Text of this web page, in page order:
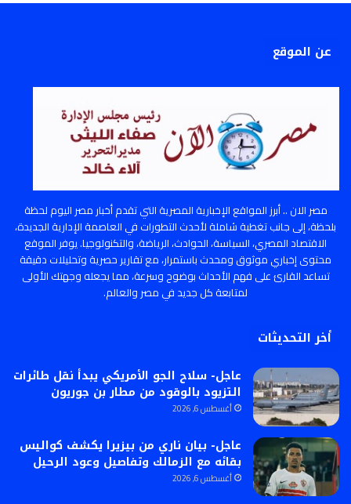
عن الموقع
مصر الان .. أبرز المواقع الإخبارية المصرية التي تقدم أخبار مصر اليوم لحظة
بلحظة، إلى جانب تغطية شاملة لأحدث التطورات في العاصمة الإدارية الجديدة،
الاقتصاد المصري، السياسة، الحوادث، الرياضة، والتكنولوجيا. يوفر الموقع
محتوى إخباري موثوق ومحدث باستمرار، مع تقارير حصرية وتحليلات دقيقة
تساعد القارئ على فهم الأحداث بوضوح وسرعة، مما يجعله وجهتك الأولى
لمتابعة كل جديد في مصر والعالم.
أخر التحديثات
عاجل- سلاح الجو الأمريكي يبدأ نقل طائرات
التزيود بالوقود من مطار بن جوريون
أغسطس 6, 2026
عاجل- بيان ناري من بيزيرا يكشف كواليس
بقائه مع الزمالك وتفاصيل وعود الرحيل
أغسطس 6, 2026